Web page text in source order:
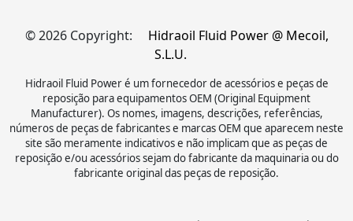
© 2026 Copyright:
Hidraoil Fluid Power @ Mecoil,
S.L.U.
Hidraoil Fluid Power é um fornecedor de acessórios e peças de
reposição para equipamentos OEM (Original Equipment
Manufacturer). Os nomes, imagens, descrições, referências,
números de peças de fabricantes e marcas OEM que aparecem neste
site são meramente indicativos e não implicam que as peças de
reposição e/ou acessórios sejam do fabricante da maquinaria ou do
fabricante original das peças de reposição.